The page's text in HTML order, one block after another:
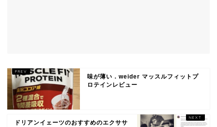
味が薄い．weider マッスルフィットプ
ロテインレビュー
ドリアンイェーツのおすすめのエクササ